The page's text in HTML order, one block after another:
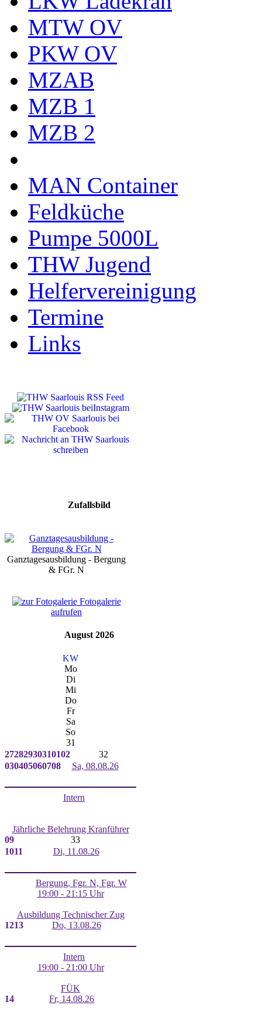
MTW OV
PKW OV
MZAB
MZB 1
MZB 2
MAN Container
Feldküche
Pumpe 5000L
THW Jugend
Helfervereinigung
Termine
Links
Zufallsbild
Ganztagesausbildung - Bergung
& FGr. N
Fotogalerie
aufrufen
August 2026
KW
Mo
Di
Mi
Do
Fr
Sa
So
31
27282930310102
32
030405060708 Sa, 08.08.26
Intern
Jährliche Belehrung Kranführer
09
33
1011 Di, 11.08.26
Bergung, Fgr. N, Fgr. W
19:00 - 21:15 Uhr
Ausbildung Technischer Zug
1213 Do, 13.08.26
Intern
19:00 - 21:00 Uhr
FÜK
14
Fr, 14.08.26